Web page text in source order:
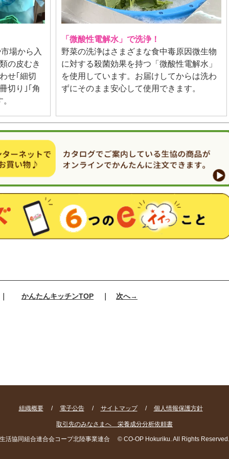
場から入
の皮むき
せ｢細切
切り｣｢角
「微酸性電解水」で洗浄！
野菜の洗浄はさまざまな食中毒原因微生物
に対する殺菌効果を持つ「微酸性電解水」
を使用しています。お届けしてからは洗わ
ずにそのまま安心して使用できます。
かんたんキッチンTOP 次へ→
組織概要 / 電子公告 / サイトマップ / 個人情報保護方針
取引先のみなさまへ 栄養成分分析依頼書
生活協同組合連合会コープ北陸事業連合 © CO-OP Hokuriku. All Rights Reserved.